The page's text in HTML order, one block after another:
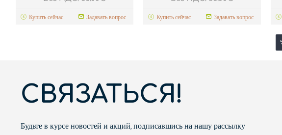
Купить сейчас Задавать вопрос Купить сейчас Задавать вопрос
СВЯЗАТЬСЯ!
Будьте в курсе новостей и акций, подписавшись на нашу рассылку